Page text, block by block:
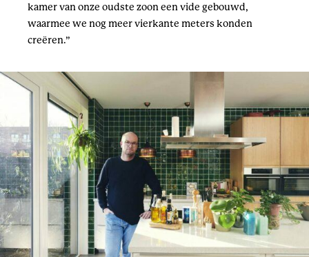
kamer van onze oudste zoon een vide gebouwd,
waarmee we nog meer vierkante meters konden
creëren.”